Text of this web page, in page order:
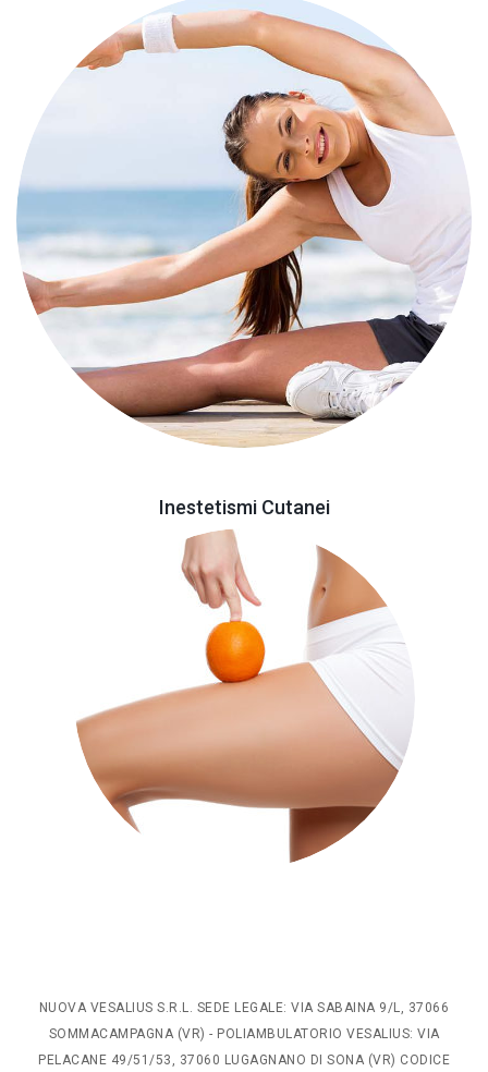
Inestetismi Cutanei
NUOVA VESALIUS S.R.L. SEDE LEGALE: VIA SABAINA 9/L, 37066
SOMMACAMPAGNA (VR) - POLIAMBULATORIO VESALIUS: VIA
PELACANE 49/51/53, 37060 LUGAGNANO DI SONA (VR) CODICE